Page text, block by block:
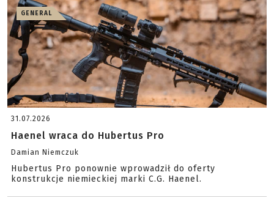
GENERAL
31.07.2026
Haenel wraca do Hubertus Pro
Damian Niemczuk
Hubertus Pro ponownie wprowadził do oferty
konstrukcje niemieckiej marki C.G. Haenel.